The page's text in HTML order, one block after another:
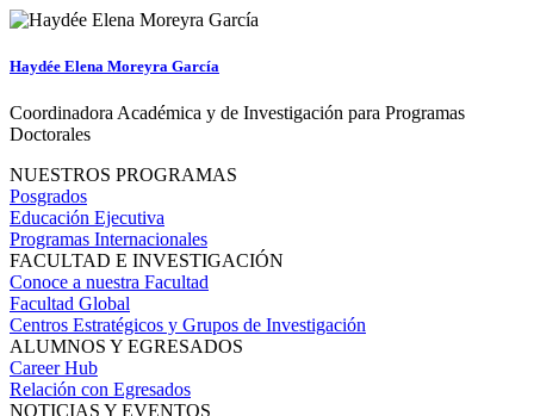
Haydée Elena Moreyra García
Coordinadora Académica y de Investigación para Programas
Doctorales
NUESTROS PROGRAMAS
Posgrados
Educación Ejecutiva
Programas Internacionales
FACULTAD E INVESTIGACIÓN
Conoce a nuestra Facultad
Facultad Global
Centros Estratégicos y Grupos de Investigación
ALUMNOS Y EGRESADOS
Career Hub
Relación con Egresados
NOTICIAS Y EVENTOS